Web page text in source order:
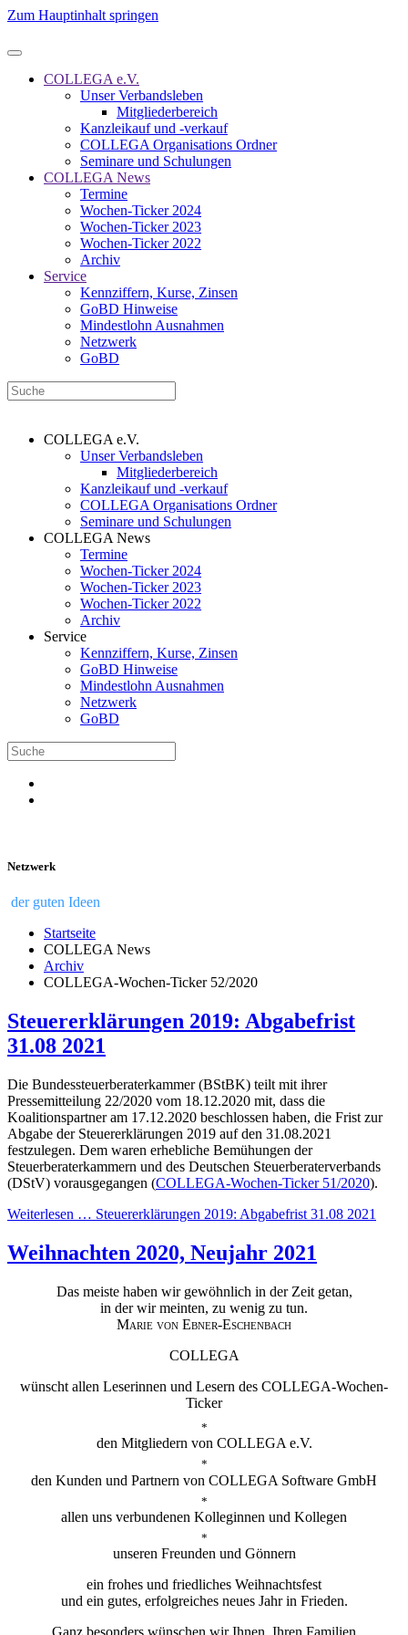
Zum Hauptinhalt springen
COLLEGA e.V.
Unser Verbandsleben
Mitgliederbereich
Kanzleikauf und -verkauf
COLLEGA Organisations Ordner
Seminare und Schulungen
COLLEGA News
Termine
Wochen-Ticker 2024
Wochen-Ticker 2023
Wochen-Ticker 2022
Archiv
Service
Kennziffern, Kurse, Zinsen
GoBD Hinweise
Mindestlohn Ausnahmen
Netzwerk
GoBD
COLLEGA e.V.
Unser Verbandsleben
Mitgliederbereich
Kanzleikauf und -verkauf
COLLEGA Organisations Ordner
Seminare und Schulungen
COLLEGA News
Termine
Wochen-Ticker 2024
Wochen-Ticker 2023
Wochen-Ticker 2022
Archiv
Service
Kennziffern, Kurse, Zinsen
GoBD Hinweise
Mindestlohn Ausnahmen
Netzwerk
GoBD
Netzwerk
der guten Ideen
Startseite
COLLEGA News
Archiv
COLLEGA-Wochen-Ticker 52/2020
Steuererklärungen 2019: Abgabefrist
31.08 2021
Die Bundessteuerberaterkammer (BStBK) teilt mit ihrer
Pressemitteilung 22/2020 vom 18.12.2020 mit, dass die
Koalitionspartner am 17.12.2020 beschlossen haben, die Frist zur
Abgabe der Steuererklärungen 2019 auf den 31.08.2021
festzulegen. Dem waren erhebliche Bemühungen der
Steuerberaterkammern und des Deutschen Steuerberaterverbands
(DStV) vorausgegangen (COLLEGA-Wochen-Ticker 51/2020).
Weiterlesen … Steuererklärungen 2019: Abgabefrist 31.08 2021
Weihnachten 2020, Neujahr 2021
Das meiste haben wir gewöhnlich in der Zeit getan,
in der wir meinten, zu wenig zu tun.
Marie von Ebner-Eschenbach
COLLEGA
wünscht allen Leserinnen und Lesern des COLLEGA-Wochen-
Ticker
*
den Mitgliedern von COLLEGA e.V.
*
den Kunden und Partnern von COLLEGA Software GmbH
*
allen uns verbundenen Kolleginnen und Kollegen
*
unseren Freunden und Gönnern
ein frohes und friedliches Weihnachtsfest
und ein gutes, erfolgreiches neues Jahr in Frieden.
Ganz besonders wünschen wir Ihnen, Ihren Familien